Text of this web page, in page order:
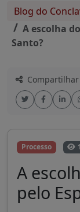
Blog do
A escolha
Santo?
Processo
A
pelo